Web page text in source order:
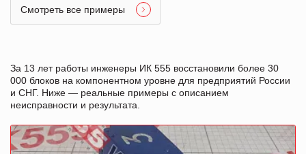
Смотреть все примеры
За 13 лет работы инженеры ИК 555 восстановили более 30
000 блоков на компонентном уровне для предприятий России
и СНГ. Ниже — реальные примеры с описанием
неисправности и результата.